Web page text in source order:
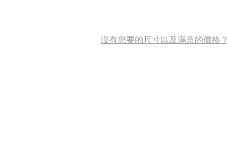
沒有您要的尺寸以及滿意的價格？